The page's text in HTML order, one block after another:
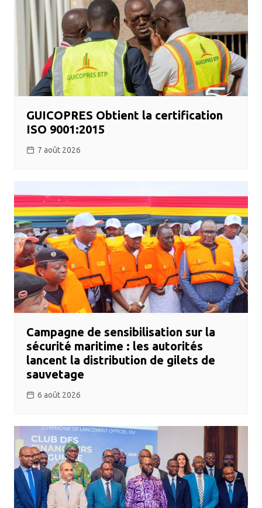
GUICOPRES Obtient la certification
ISO 9001:2015
7 août 2026
Campagne de sensibilisation sur la
sécurité maritime : les autorités
lancent la distribution de gilets de
sauvetage
6 août 2026